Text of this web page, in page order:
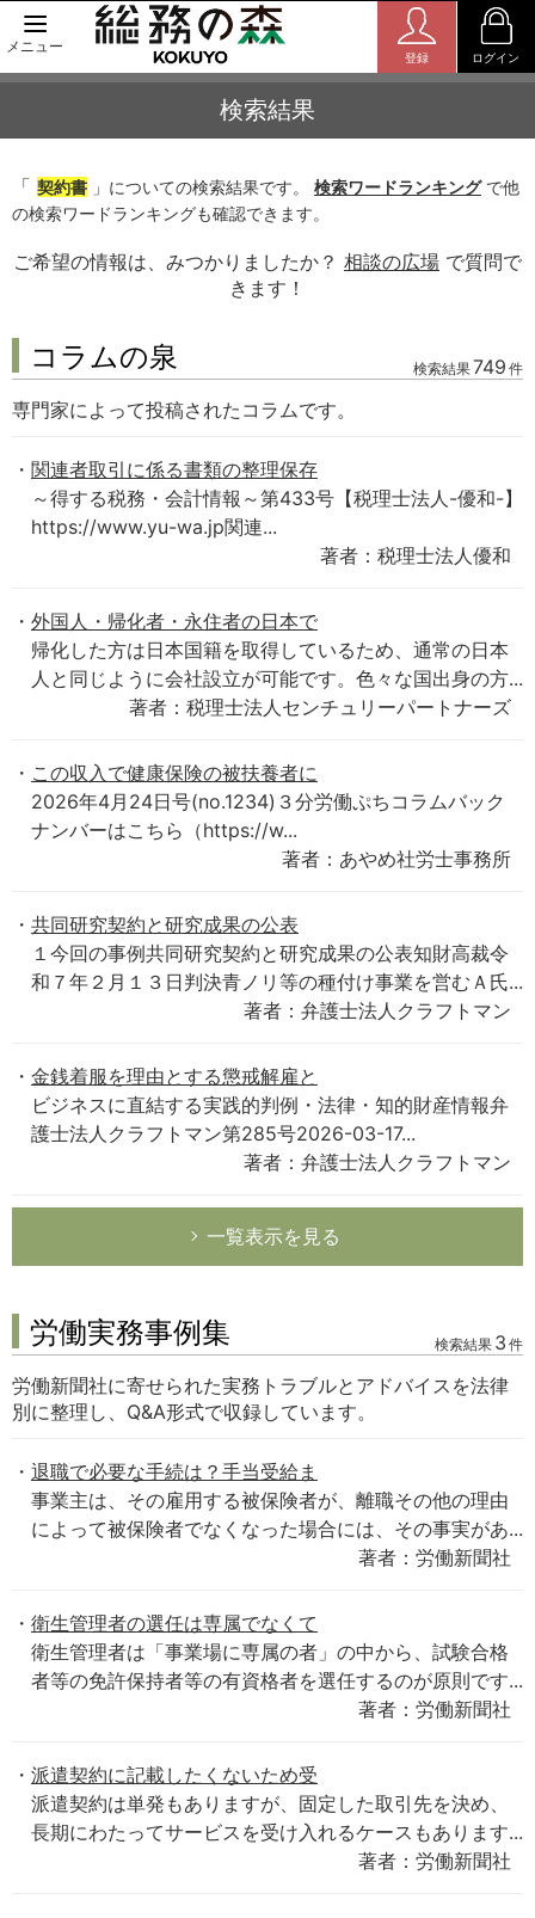
メニュー
登録 ログイン
検索結果
「 契約書 」についての検索結果です。 検索ワードランキングで他
の検索ワードランキングも確認できます。
ご希望の情報は、みつかりましたか？ 相談の広場 で質問で
きます！
コラムの泉 検索結果749 件
専門家によって投稿されたコラムです。
関連者取引に係る書類の整理保存
～得する税務・会計情報～第433号【税理士法人-優和-】
https://www.yu-wa.jp関連...
著者：税理士法人優和
外国人・帰化者・永住者の日本で
帰化した方は日本国籍を取得しているため、通常の日本
人と同じように会社設立が可能です。色々な国出身の方...
著者：税理士法人センチュリーパートナーズ
この収入で健康保険の被扶養者に
2026年4月24日号(no.1234)３分労働ぷちコラムバック
ナンバーはこちら（https://w...
著者：あやめ社労士事務所
共同研究契約と研究成果の公表
１今回の事例共同研究契約と研究成果の公表知財高裁令
和７年２月１３日判決青ノリ等の種付け事業を営むＡ氏...
著者：弁護士法人クラフトマン
金銭着服を理由とする懲戒解雇と
ビジネスに直結する実践的判例・法律・知的財産情報弁
護士法人クラフトマン第285号2026-03-17...
著者：弁護士法人クラフトマン
一覧表示を見る
労働実務事例集 検索結果 3 件
労働新聞社に寄せられた実務トラブルとアドバイスを法律
別に整理し、Q&A形式で収録しています。
退職で必要な手続は？手当受給ま
事業主は、その雇用する被保険者が、離職その他の理由
によって被保険者でなくなった場合には、その事実があ...
著者：労働新聞社
衛生管理者の選任は専属でなくて
衛生管理者は「事業場に専属の者」の中から、試験合格
者等の免許保持者等の有資格者を選任するのが原則です...
著者：労働新聞社
派遣契約に記載したくないため受
派遣契約は単発もありますが、固定した取引先を決め、
長期にわたってサービスを受け入れるケースもあります...
著者：労働新聞社